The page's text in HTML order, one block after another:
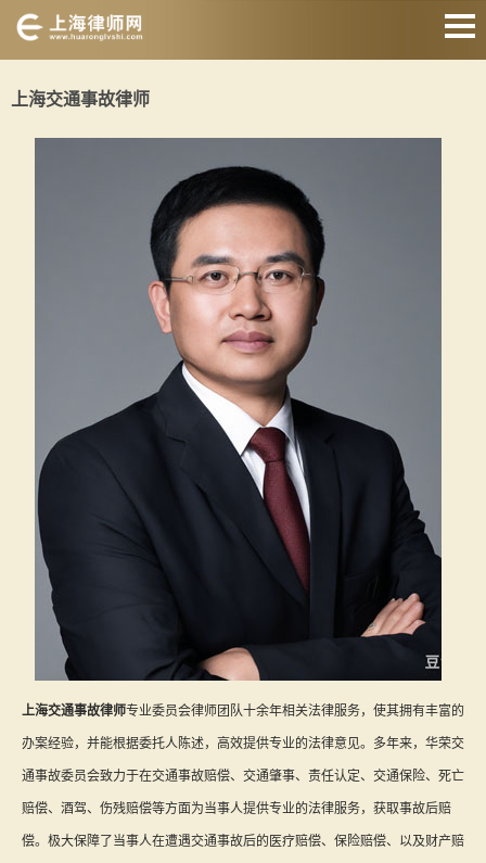
房产纠纷律师
合同纠纷律师
征地拆迁律师
交通事故律师
关于我们
上海交通事故律师
上海交通事故律师专业委员会律师团队十余年相关法律服务，使其拥有丰富的
办案经验，并能根据委托人陈述，高效提供专业的法律意见。多年来，华荣交
通事故委员会致力于在交通事故赔偿、交通肇事、责任认定、交通保险、死亡
赔偿、酒驾、伤残赔偿等方面为当事人提供专业的法律服务，获取事故后赔
偿。极大保障了当事人在遭遇交通事故后的医疗赔偿、保险赔偿、以及财产赔